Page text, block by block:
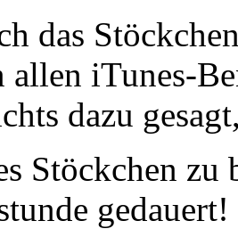
das
allen iTunes-
dazu
Stöckchen zu
gedauert!